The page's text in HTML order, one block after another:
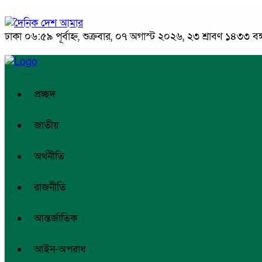
ঢাকা ০৬:৫৯ পূর্বাহ্ন, শুক্রবার, ০৭ অগাস্ট ২০২৬, ২৩ শ্রাবণ ১৪৩৩
প্রচ্ছদ
জাতীয়
অর্থনীতি
রাজনীতি
আন্তর্জাতিক
আইন-অপরাধ